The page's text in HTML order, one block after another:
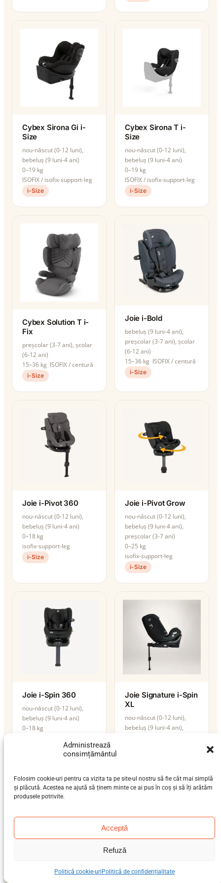
Administrează
consimțământul
Folosim cookie-uri pentru ca vizita ta pe site-ul nostru să fie cât mai simplă
și plăcută. Acestea ne ajută să ținem minte ce ai pus în coș și să îți arătăm
produsele potrivite.
Acceptă
Refuză
Politică cookie-uri Politică de confidențialitate
Cybex Sirona Gi i-
Size
nou-născut (0-12 luni),
bebeluș (9 luni-4 ani)
0–19 kg
ISOFIX / isofix-support-leg
i-Size
Cybex Sirona T i-
Size
nou-născut (0-12 luni),
bebeluș (9 luni-4 ani)
0–19 kg
ISOFIX / isofix-support-leg
i-Size
Cybex Solution T i-
Fix
preșcolar (3-7 ani), școlar
(6-12 ani)
15–36 kg ISOFIX / centură
i-Size
Joie i-Bold
bebeluș (9 luni-4 ani),
preșcolar (3-7 ani), școlar
(6-12 ani)
15–36 kg ISOFIX / centură
i-Size
Joie i-Pivot 360
nou-născut (0-12 luni),
bebeluș (9 luni-4 ani)
0–18 kg
isofix-support-leg
i-Size
Joie i-Pivot Grow
nou-născut (0-12 luni),
bebeluș (9 luni-4 ani),
preșcolar (3-7 ani)
0–25 kg
isofix-support-leg
i-Size
Joie i-Spin 360
nou-născut (0-12 luni),
bebeluș (9 luni-4 ani)
0–18 kg
Joie Signature i-Spin
XL
nou-născut (0-12 luni),
bebeluș (9 luni-4 ani),
i-Size
bebeluș (9 luni-4 ani)
0–19 kgISOFIX